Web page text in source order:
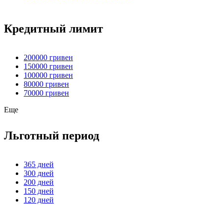
Кредитный лимит
200000 гривен
150000 гривен
100000 гривен
80000 гривен
70000 гривен
Еще
Льготный период
365 дней
300 дней
200 дней
150 дней
120 дней